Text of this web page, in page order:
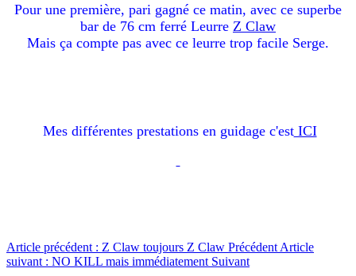
Pour une première, pari gagné ce matin, avec ce superbe
bar de 76 cm ferré Leurre Z Claw
Mais ça compte pas avec ce leurre trop facile Serge.
Mes différentes prestations en guidage c'estICI
Article précédent : Z Claw toujours Z Claw Précédent Article
suivant : NO KILL mais immédiatement Suivant